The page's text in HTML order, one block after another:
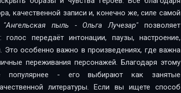
качественной записи и, конечно же, силе самой
"Ангельская пыль - Ольга Лучезар" позволяет
передаёт интонации, паузы, настроение,
Это особенно важно в произведениях, где важна
переживания персонажей. Благодаря этому
популярнее - его выбирают как занятые
Если вы ищете способ